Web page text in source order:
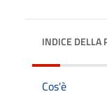
INDICE DELLA
Cos'è